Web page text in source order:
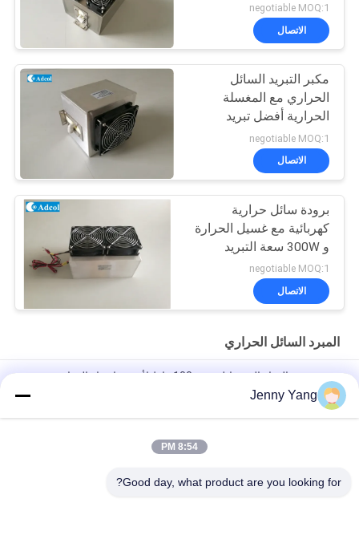
negotiable MOQ:1
الاتصال
مكبر التبريد السائل
الحراري مع المغسلة
الحرارية أفضل تبريد
negotiable MOQ:1
الاتصال
برودة سائل حرارية
كهربائية مع غسيل الحرارة
و 300W سعة التبريد
negotiable MOQ:1
الاتصال
المبرد السائل الحراري
مبرد تجميع الهواء إلى سائل بقوة 100 واط لأجهزة اختبار الدوائر
المتكاملة ومعدات المشروبات والمختبرات
سخان سائل حرارة كهربائي مضغوط مع مصارف حرارة عالية الكثافة
Jenny Yang
8:54 PM
Good day, what product are you looking for?